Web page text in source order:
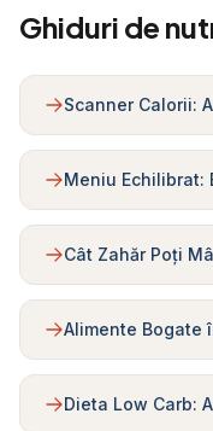
Ghiduri de
Scanner Calorii:
Meniu Echilibrat:
Cât Zahăr Poți
Alimente Bogate
Dieta Low Carb: